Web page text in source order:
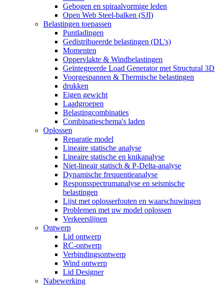
Gebogen en spiraalvormige leden
Open Web Steel-balken (SJI)
Belastingen toepassen
Puntladingen
Gedistribueerde belastingen (DL's)
Momenten
Oppervlakte & Windbelastingen
Geïntegreerde Load Generator met Structural 3D
Voorgespannen & Thermische belastingen
drukken
Eigen gewicht
Laadgroepen
Belastingcombinaties
Combinatieschema's laden
Oplossen
Reparatie model
Lineaire statische analyse
Lineaire statische en knikanalyse
Niet-lineair statisch & P-Delta-analyse
Dynamische frequentieanalyse
Responsspectrumanalyse en seismische
belastingen
Lijst met oplosserfouten en waarschuwingen
Problemen met uw model oplossen
Verkeerslijnen
Ontwerp
Lid ontwerp
RC-ontwerp
Verbindingsontwerp
Wind ontwerp
Lid Designer
Nabewerking